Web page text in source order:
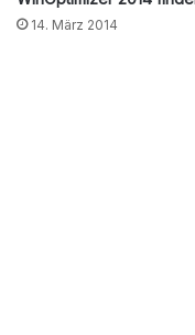
14. März 2014